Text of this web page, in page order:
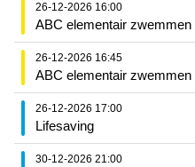
26-12-2026 16:00
ABC elementair zwemmen
26-12-2026 16:45
ABC elementair zwemmen
26-12-2026 17:00
Lifesaving
30-12-2026 21:00